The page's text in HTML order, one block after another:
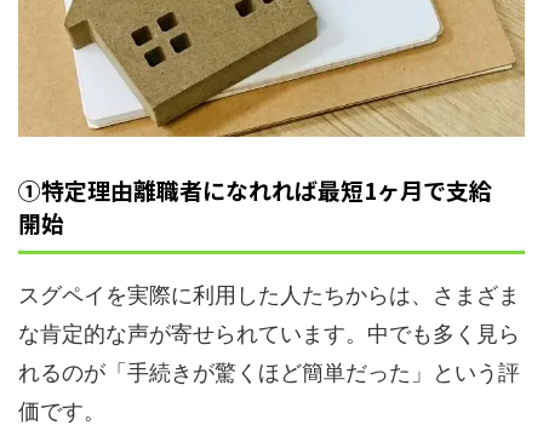
①特定理由離職者になれれば最短1ヶ月で支給
開始
スグペイを実際に利用した人たちからは、さまざま
な肯定的な声が寄せられています。中でも多く見ら
れるのが「手続きが驚くほど簡単だった」という評
価です。